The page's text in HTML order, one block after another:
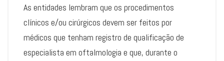
As entidades lembram que os procedimentos
clínicos e/ou cirúrgicos devem ser feitos por
médicos que tenham registro de qualificação de
especialista em oftalmologia e que, durante o